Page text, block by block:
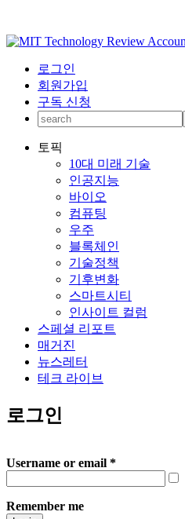
로그인
회원가입
구독 신청
토픽
10대 미래 기술
인공지능
바이오
컴퓨팅
우주
블록체인
기술정책
기후변화
스마트시티
인사이트 컬럼
스페셜 리포트
매거진
뉴스레터
테크 라이브
로그인
Username or email *
Remember me